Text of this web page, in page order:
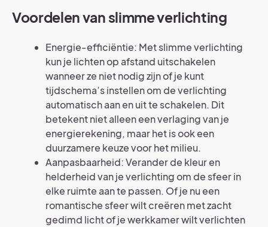
Voordelen van slimme verlichting
Energie-efficiëntie: Met slimme verlichting
kun je lichten op afstand uitschakelen
wanneer ze niet nodig zijn of je kunt
tijdschema’s instellen om de verlichting
automatisch aan en uit te schakelen. Dit
betekent niet alleen een verlaging van je
energierekening, maar het is ook een
duurzamere keuze voor het milieu.
Aanpasbaarheid: Verander de kleur en
helderheid van je verlichting om de sfeer in
elke ruimte aan te passen. Of je nu een
romantische sfeer wilt creëren met zacht
gedimd licht of je werkkamer wilt verlichten